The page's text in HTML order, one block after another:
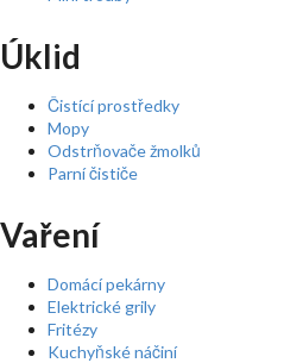
Úklid
Čistící prostředky
Mopy
Odstrňovače žmolků
Parní čističe
Vaření
Domácí pekárny
Elektrické grily
Fritézy
Kuchyňské náčiní